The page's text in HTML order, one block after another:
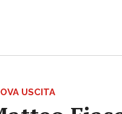
USCITA